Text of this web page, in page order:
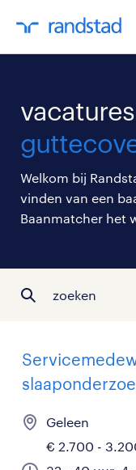
Welkom bij
vinden van een
Baanmatcher het
zoeken
Geleen
€ 2.700 -